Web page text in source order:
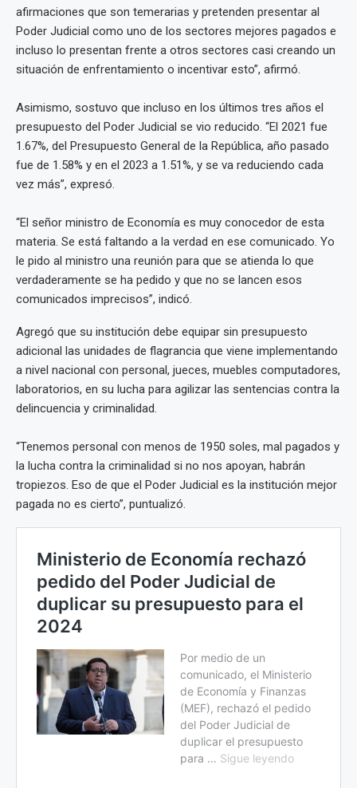
afirmaciones que son temerarias y pretenden presentar al
Poder Judicial como uno de los sectores mejores pagados e
incluso lo presentan frente a otros sectores casi creando un
situación de enfrentamiento o incentivar esto”, afirmó.
Asimismo, sostuvo que incluso en los últimos tres años el
presupuesto del Poder Judicial se vio reducido. “El 2021 fue
1.67%, del Presupuesto General de la República, año pasado
fue de 1.58% y en el 2023 a 1.51%, y se va reduciendo cada
vez más”, expresó.
“El señor ministro de Economía es muy conocedor de esta
materia. Se está faltando a la verdad en ese comunicado. Yo
le pido al ministro una reunión para que se atienda lo que
verdaderamente se ha pedido y que no se lancen esos
comunicados imprecisos”, indicó.
Agregó que su institución debe equipar sin presupuesto
adicional las unidades de flagrancia que viene implementando
a nivel nacional con personal, jueces, muebles computadores,
laboratorios, en su lucha para agilizar las sentencias contra la
delincuencia y criminalidad.
“Tenemos personal con menos de 1950 soles, mal pagados y
la lucha contra la criminalidad si no nos apoyan, habrán
tropiezos. Eso de que el Poder Judicial es la institución mejor
pagada no es cierto”, puntualizó.